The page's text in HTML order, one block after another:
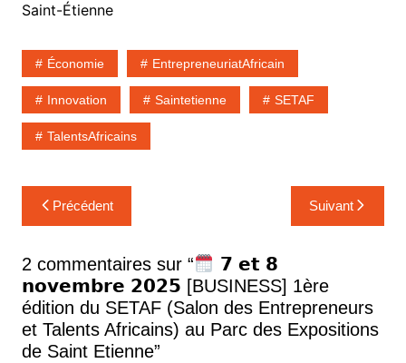
Saint-Étienne
Économie EntrepreneuriatAfricain
Innovation Saintetienne SETAF
TalentsAfricains
Navigation
de
l’article
Précédent Suivant
2 commentaires sur “
𝟳 𝗲𝘁 𝟴
𝗻𝗼𝘃𝗲𝗺𝗯𝗿𝗲 𝟮𝟬𝟮𝟱 [BUSINESS] 1ère
édition du SETAF (Salon des Entrepreneurs
et Talents Africains) au Parc des Expositions
de Saint Etienne”